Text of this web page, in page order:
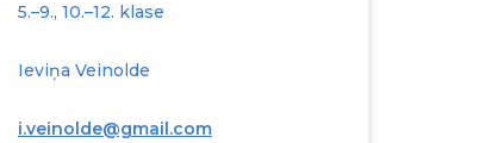
5.–9., 10.–12. klase
Ieviņa Veinolde
i.veinolde@gmail.com